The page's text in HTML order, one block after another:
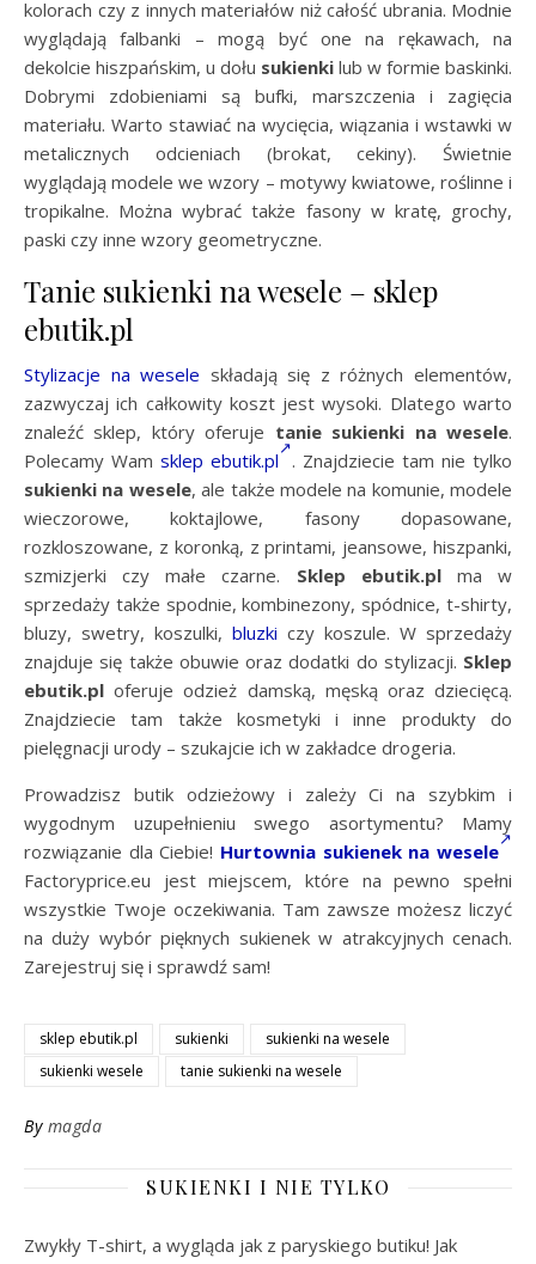
kolorach czy z innych materiałów niż całość ubrania. Modnie
wyglądają falbanki – mogą być one na rękawach, na
dekolcie hiszpańskim, u dołu sukienki lub w formie baskinki.
Dobrymi zdobieniami są bufki, marszczenia i zagięcia
materiału. Warto stawiać na wycięcia, wiązania i wstawki w
metalicznych odcieniach (brokat, cekiny). Świetnie
wyglądają modele we wzory – motywy kwiatowe, roślinne i
tropikalne. Można wybrać także fasony w kratę, grochy,
paski czy inne wzory geometryczne.
Tanie sukienki na wesele – sklep
ebutik.pl
Stylizacje na wesele składają się z różnych elementów,
zazwyczaj ich całkowity koszt jest wysoki. Dlatego warto
znaleźć sklep, który oferuje tanie sukienki na wesele.
Polecamy Wam sklep ebutik.pl . Znajdziecie tam nie tylko
sukienki na wesele, ale także modele na komunie, modele
wieczorowe, koktajlowe, fasony dopasowane,
rozkloszowane, z koronką, z printami, jeansowe, hiszpanki,
szmizjerki czy małe czarne. Sklep ebutik.plma w
sprzedaży także spodnie, kombinezony, spódnice, t-shirty,
bluzy, swetry, koszulki, bluzki czy koszule. W sprzedaży
znajduje się także obuwie oraz dodatki do stylizacji. Sklep
ebutik.pl oferuje odzież damską, męską oraz dziecięcą.
Znajdziecie tam także kosmetyki i inne produkty do
pielęgnacji urody – szukajcie ich w zakładce drogeria.
Prowadzisz butik odzieżowy i zależy Ci na szybkim i
wygodnym uzupełnieniu swego asortymentu? Mamy
rozwiązanie dla Ciebie! Hurtownia sukienek na wesele
Factoryprice.eu jest miejscem, które na pewno spełni
wszystkie Twoje oczekiwania. Tam zawsze możesz liczyć
na duży wybór pięknych sukienek w atrakcyjnych cenach.
Zarejestruj się i sprawdź sam!
sklep ebutik.pl sukienki
sukienki na wesele
sukienki wesele
tanie sukienki na wesele
By magda
SUKIENKI I NIE TYLKO
Zwykły T-shirt, a wygląda jak z paryskiego butiku! Jak